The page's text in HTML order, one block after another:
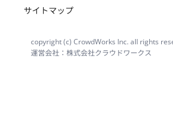
サイトマップ
copyright (c) CrowdWorks Inc. all rights
運営会社：株式会社クラウドワークス